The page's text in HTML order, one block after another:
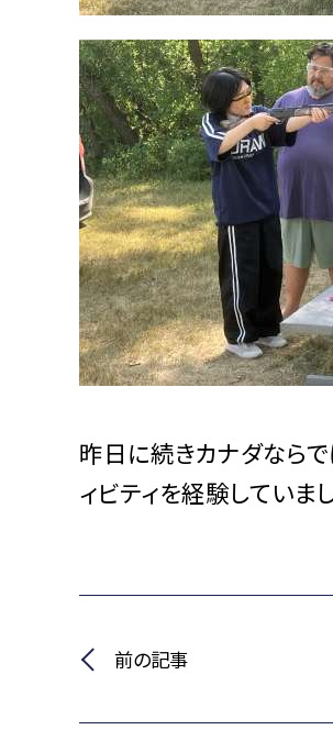
昨日に続きカナダならで
ィビティを経験していま
前の記事